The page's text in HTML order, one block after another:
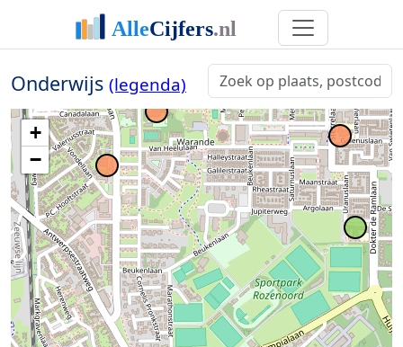
Onderwijs (legenda)
+
−